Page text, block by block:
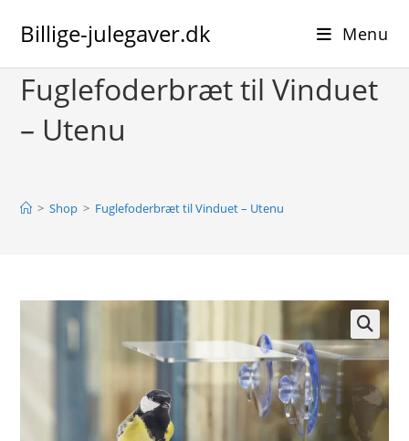
Billige-julegaver.dk Menu
Fuglefoderbræt til Vinduet
– Utenu
> Shop > Fuglefoderbræt til Vinduet – Utenu
🔍